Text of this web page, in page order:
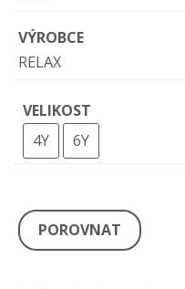
VÝROBCE
RELAX
VELIKOST
4Y
6Y
POROVNAT